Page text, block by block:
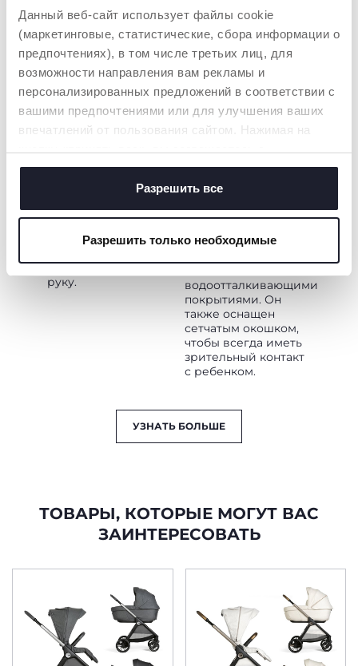
Данный веб-сайт использует файлы cookie
(маркетинговые, статистические, сбора информации о
предпочтениях), в том числе третьих лиц, для
возможности направления вам рекламы и
персонализированных предложений в соответствии с
вашими предпочтениями или для улучшения ваших
впечатлений от пользования сайтом. Нажимая на
размещением всех файлов cookie. Если вы желаете
получить больше информации или предоставить
согласие на использование некоторых файлов cookie,
баннер, вы соглашаетесь использовать только
технические файлы cookie, которые необходимы для
запрашиваемой услуги.
Политика использования файлов cookie
Разрешить все
Разрешить только необходимые
переноски.
ПРАКТИЧНОСТЬ
Благодаря лёгкому
управлению все
действия можно
движением,
всегда свободную
руку.
МАКСИМАЛЬНАЯ
выдвижной
защитой от
водоотталкивающими
покрытиями. Он
также оснащен
сетчатым окошком,
чтобы всегда иметь
зрительный контакт
с ребенком.
УЗНАТЬ БОЛЬШЕ
ТОВАРЫ, КОТОРЫЕ МОГУТ ВАС
ЗАИНТЕРЕСОВАТЬ